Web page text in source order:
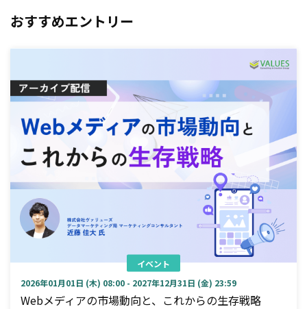
おすすめエントリー
イベント
2026年01月01日 (木) 08:00 - 2027年12月31日 (金) 23:59
Webメディアの市場動向と、これからの生存戦略